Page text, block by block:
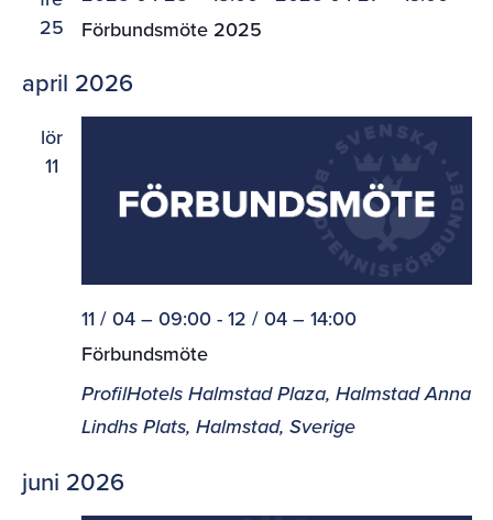
25
Förbundsmöte 2025
april 2026
lör
11
Förbundsmöte
11 / 04 – 09:00- 12 / 04 – 14:00
ProfilHotels Halmstad Plaza, HalmstadAnna
Lindhs Plats, Halmstad, Sverige
juni 2026